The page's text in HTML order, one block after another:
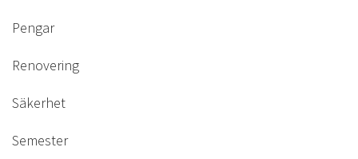
Pengar
Renovering
Säkerhet
Semester